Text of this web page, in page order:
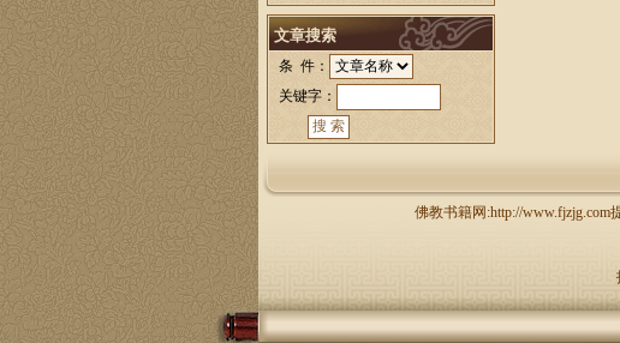
文章搜索
条 件：
关键字：
佛教书籍网:http://